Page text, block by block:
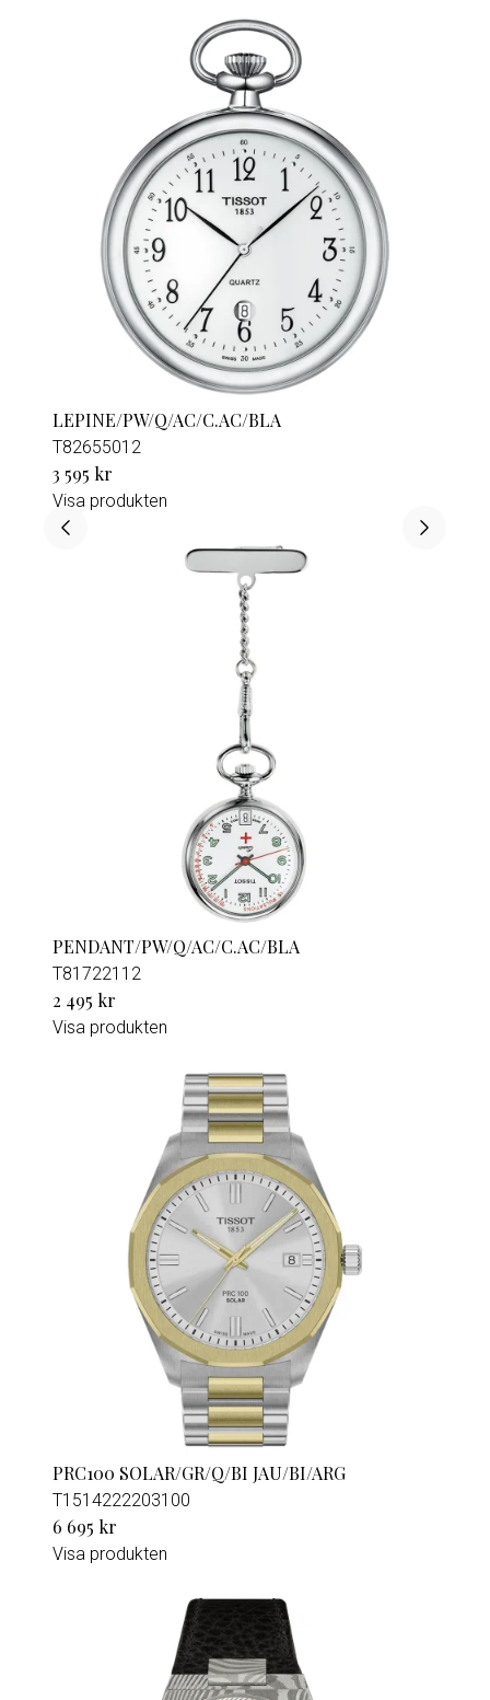
LEPINE/PW/Q/AC/C.AC/BLA
T82655012
3 595 kr
Visa produkten
PENDANT/PW/Q/AC/C.AC/BLA
T81722112
2 495 kr
Visa produkten
PRC100 SOLAR/GR/Q/BI JAU/BI/ARG
T1514222203100
6 695 kr
Visa produkten